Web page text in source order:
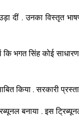
दीं . उनका विस्तृत
भगत सिंह कोई
किया . सरकारी
बनाया . इस